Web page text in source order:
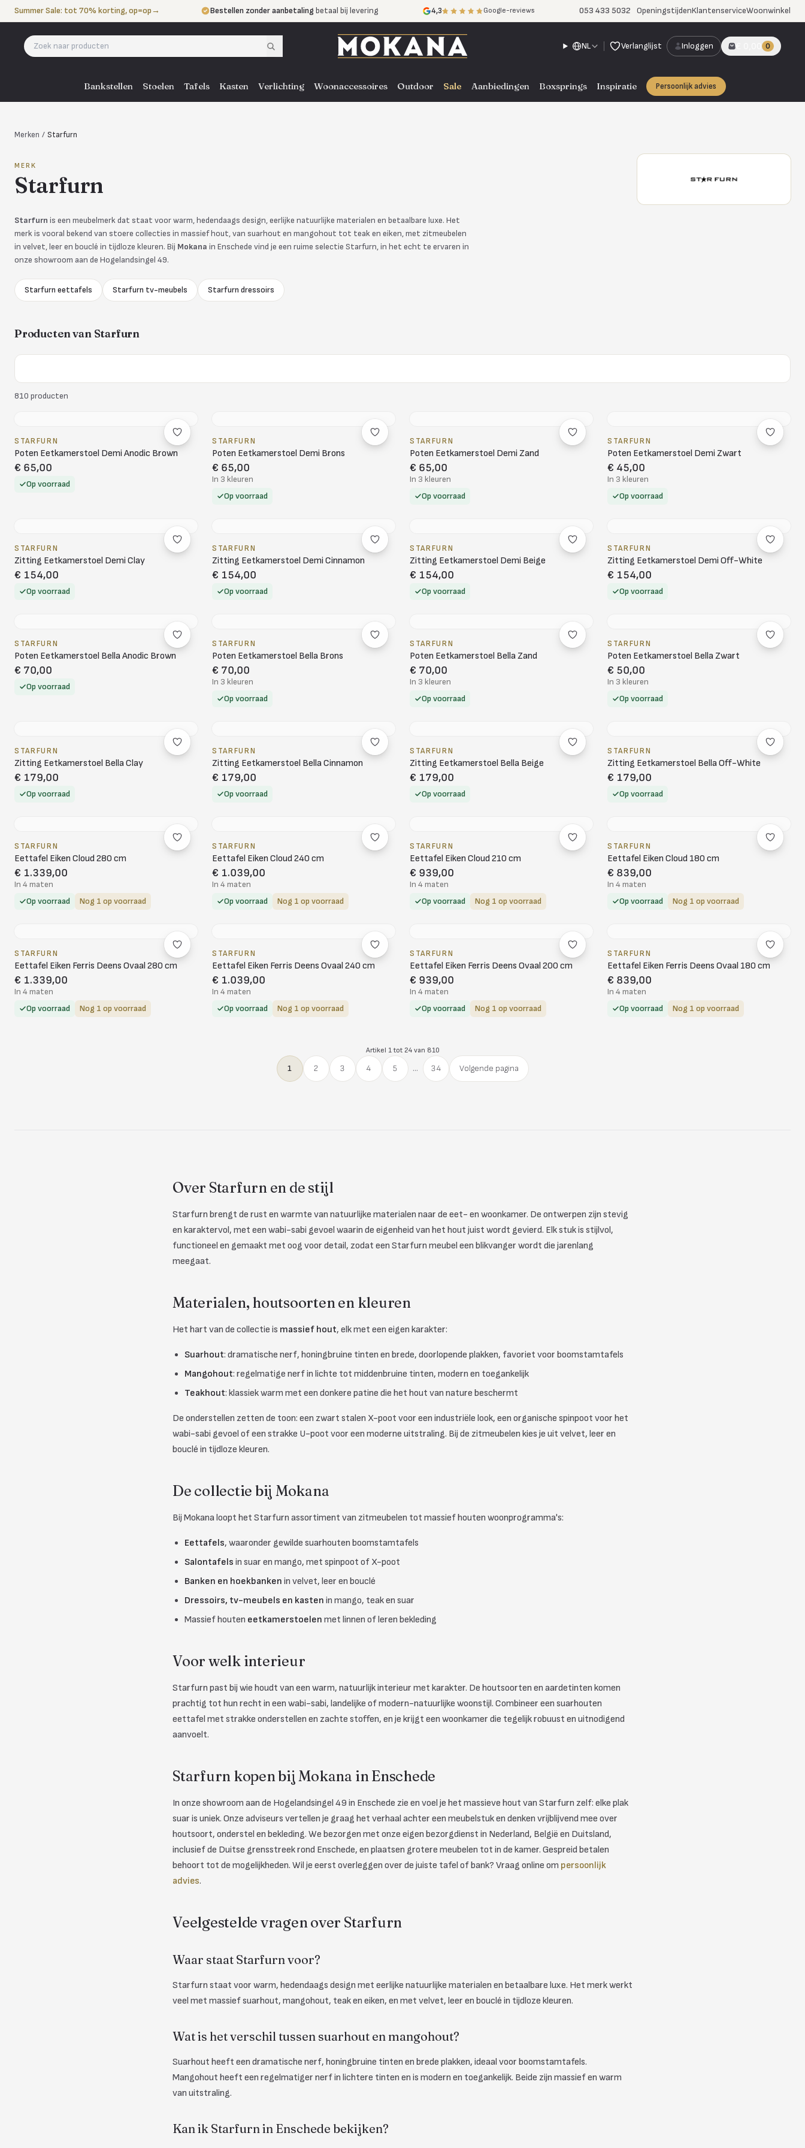
Naar de inhoud
Summer Sale: tot 70% korting, op=op→ Bestellen zonder aanbetaling betaal bij levering
Eigen bezorgdienst door heel NL, BE en DE
4,3 Google-reviews 053 433 5032 OpeningstijdenKlantenserviceWoonwinkel
NL Verlanglijst Inloggen € 0,00 0
Bankstellen Stoelen Tafels Kasten Verlichting Woonaccessoires Outdoor Sale Aanbiedingen Boxsprings Inspiratie Persoonlijk advies
Merken / Starfurn
MERK
Starfurn
Starfurn is een meubelmerk dat staat voor warm, hedendaags design, eerlijke natuurlijke materialen en betaalbare luxe. Het
merk is vooral bekend van stoere collecties in massief hout, van suarhout en mangohout tot teak en eiken, met zitmeubelen
in velvet, leer en bouclé in tijdloze kleuren. Bij Mokana in Enschede vind je een ruime selectie Starfurn, in het echt te ervaren in
onze showroom aan de Hogelandsingel 49.
Starfurn eettafels Starfurn tv-meubels Starfurn dressoirs
Producten van Starfurn
810 producten
STARFURN
Poten Eetkamerstoel Demi Anodic Brown
€ 65,00
Op voorraad
STARFURN
Poten Eetkamerstoel Demi Brons
€ 65,00
In 3 kleuren
Op voorraad
STARFURN
Poten Eetkamerstoel Demi Zand
€ 65,00
In 3 kleuren
Op voorraad
STARFURN
Poten Eetkamerstoel Demi Zwart
€ 45,00
In 3 kleuren
Op voorraad
STARFURN
Zitting Eetkamerstoel Demi Clay
€ 154,00
Op voorraad
STARFURN
Zitting Eetkamerstoel Demi Cinnamon
€ 154,00
Op voorraad
STARFURN
Zitting Eetkamerstoel Demi Beige
€ 154,00
Op voorraad
STARFURN
Zitting Eetkamerstoel Demi Off-White
€ 154,00
Op voorraad
STARFURN
Poten Eetkamerstoel Bella Anodic Brown
€ 70,00
Op voorraad
STARFURN
Poten Eetkamerstoel Bella Brons
€ 70,00
In 3 kleuren
Op voorraad
STARFURN
Poten Eetkamerstoel Bella Zand
€ 70,00
In 3 kleuren
Op voorraad
STARFURN
Poten Eetkamerstoel Bella Zwart
€ 50,00
In 3 kleuren
Op voorraad
STARFURN
Zitting Eetkamerstoel Bella Clay
€ 179,00
Op voorraad
STARFURN
Zitting Eetkamerstoel Bella Cinnamon
€ 179,00
Op voorraad
STARFURN
Zitting Eetkamerstoel Bella Beige
€ 179,00
Op voorraad
STARFURN
Zitting Eetkamerstoel Bella Off-White
€ 179,00
Op voorraad
STARFURN
Eettafel Eiken Cloud 280 cm
€ 1.339,00
In 4 maten
Op voorraad
Nog 1 op voorraad
STARFURN
Eettafel Eiken Cloud 240 cm
€ 1.039,00
In 4 maten
Op voorraad
Nog 1 op voorraad
STARFURN
Eettafel Eiken Cloud 210 cm
€ 939,00
In 4 maten
Op voorraad
Nog 1 op voorraad
STARFURN
Eettafel Eiken Cloud 180 cm
€ 839,00
In 4 maten
Op voorraad
Nog 1 op voorraad
STARFURN
Eettafel Eiken Ferris Deens Ovaal 280 cm
€ 1.339,00
In 4 maten
Op voorraad
Nog 1 op voorraad
STARFURN
Eettafel Eiken Ferris Deens Ovaal 240 cm
€ 1.039,00
In 4 maten
Op voorraad
Nog 1 op voorraad
STARFURN
Eettafel Eiken Ferris Deens Ovaal 200 cm
€ 939,00
In 4 maten
Op voorraad
Nog 1 op voorraad
STARFURN
Eettafel Eiken Ferris Deens Ovaal 180 cm
€ 839,00
In 4 maten
Op voorraad
Nog 1 op voorraad
Artikel 1 tot 24 van 810
1 2 3 4 5 ... 34 Volgende pagina
Over Starfurn en de stijl
Starfurn brengt de rust en warmte van natuurlijke materialen naar de eet- en woonkamer. De ontwerpen zijn stevig
en karaktervol, met een wabi-sabi gevoel waarin de eigenheid van het hout juist wordt gevierd. Elk stuk is stijlvol,
functioneel en gemaakt met oog voor detail, zodat een Starfurn meubel een blikvanger wordt die jarenlang
meegaat.
Materialen, houtsoorten en kleuren
Het hart van de collectie is massief hout, elk met een eigen karakter:
Suarhout: dramatische nerf, honingbruine tinten en brede, doorlopende plakken, favoriet voor boomstamtafels
Mangohout: regelmatige nerf in lichte tot middenbruine tinten, modern en toegankelijk
Teakhout: klassiek warm met een donkere patine die het hout van nature beschermt
De onderstellen zetten de toon: een zwart stalen X-poot voor een industriële look, een organische spinpoot voor het
wabi-sabi gevoel of een strakke U-poot voor een moderne uitstraling. Bij de zitmeubelen kies je uit velvet, leer en
bouclé in tijdloze kleuren.
De collectie bij Mokana
Bij Mokana loopt het Starfurn assortiment van zitmeubelen tot massief houten woonprogramma's:
Eettafels, waaronder gewilde suarhouten boomstamtafels
Salontafels in suar en mango, met spinpoot of X-poot
Banken en hoekbanken in velvet, leer en bouclé
Dressoirs, tv-meubels en kasten in mango, teak en suar
Massief houten eetkamerstoelen met linnen of leren bekleding
Voor welk interieur
Starfurn past bij wie houdt van een warm, natuurlijk interieur met karakter. De houtsoorten en aardetinten komen
prachtig tot hun recht in een wabi-sabi, landelijke of modern-natuurlijke woonstijl. Combineer een suarhouten
eettafel met strakke onderstellen en zachte stoffen, en je krijgt een woonkamer die tegelijk robuust en uitnodigend
aanvoelt.
Starfurn kopen bij Mokana in Enschede
In onze showroom aan de Hogelandsingel 49 in Enschede zie en voel je het massieve hout van Starfurn zelf: elke plak
suar is uniek. Onze adviseurs vertellen je graag het verhaal achter een meubelstuk en denken vrijblijvend mee over
houtsoort, onderstel en bekleding. We bezorgen met onze eigen bezorgdienst in Nederland, België en Duitsland,
inclusief de Duitse grensstreek rond Enschede, en plaatsen grotere meubelen tot in de kamer. Gespreid betalen
behoort tot de mogelijkheden. Wil je eerst overleggen over de juiste tafel of bank? Vraag online om persoonlijk
advies.
Veelgestelde vragen over Starfurn
Waar staat Starfurn voor?
Starfurn staat voor warm, hedendaags design met eerlijke natuurlijke materialen en betaalbare luxe. Het merk werkt
veel met massief suarhout, mangohout, teak en eiken, en met velvet, leer en bouclé in tijdloze kleuren.
Wat is het verschil tussen suarhout en mangohout?
Suarhout heeft een dramatische nerf, honingbruine tinten en brede plakken, ideaal voor boomstamtafels.
Mangohout heeft een regelmatiger nerf in lichtere tinten en is modern en toegankelijk. Beide zijn massief en warm
van uitstraling.
Kan ik Starfurn in Enschede bekijken?